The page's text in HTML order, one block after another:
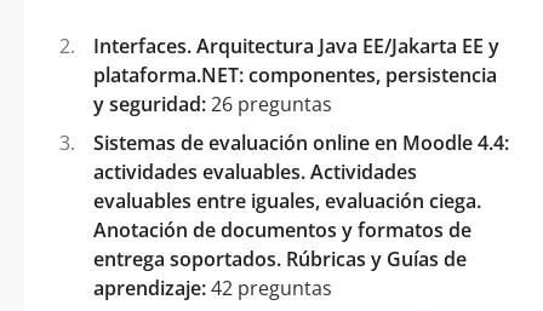
Interfaces. Arquitectura Java EE/Jakarta EE y
plataforma.NET: componentes, persistencia
y seguridad:26 preguntas
Sistemas de evaluación online en Moodle 4.4:
actividades evaluables. Actividades
evaluables entre iguales, evaluación ciega.
Anotación de documentos y formatos de
entrega soportados. Rúbricas y Guías de
aprendizaje:42 preguntas